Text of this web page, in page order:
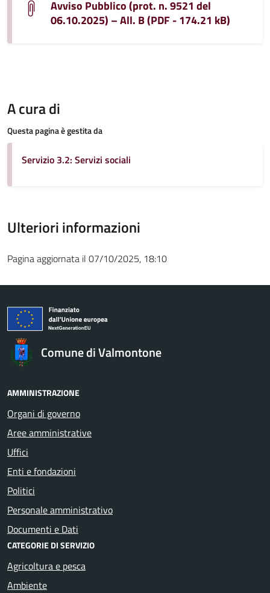
Avviso Pubblico (prot. n. 9521 del
06.10.2025) – All. B (PDF - 174.21 kB)
A cura di
Questa pagina è gestita da
Servizio 3.2: Servizi sociali
Ulteriori informazioni
Pagina aggiornata il 07/10/2025, 18:10
Comune di Valmontone
AMMINISTRAZIONE
Organi di governo
Aree amministrative
Uffici
Enti e fondazioni
Politici
Personale amministrativo
Documenti e Dati
CATEGORIE DI SERVIZIO
Agricoltura e pesca
Ambiente